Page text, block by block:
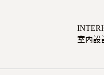
室內設